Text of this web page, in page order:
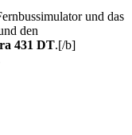
und das
den
431 DT.[/b]